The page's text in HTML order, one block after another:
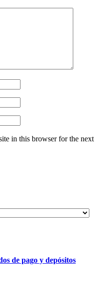
in this browser for the next
de pago y depósitos